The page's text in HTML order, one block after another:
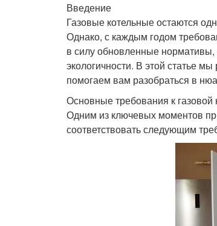
Введение
Газовые котельные остаются
Однако, с каждым годом
в силу обновленные
экологичности. В этой статье
помогаем вам разобраться в
Основные требования к
Одним из ключевых моментов
соответствовать следующим